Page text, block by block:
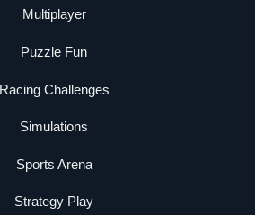
Multiplayer
Puzzle Fun
Racing Challenges
Simulations
Sports Arena
Strategy Play